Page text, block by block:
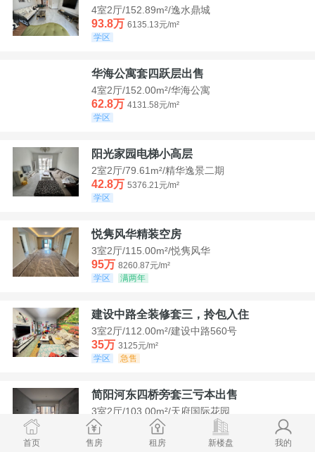
4室2厅/152.89m²/逸水鼎城
93.8万 6135.13元/m²
学区
华海公寓套四跃层出售
4室2厅/152.00m²/华海公寓
62.8万 4131.58元/m²
学区
阳光家园电梯小高层
2室2厅/79.61m²/精华逸景二期
42.8万 5376.21元/m²
学区
悦隽风华精装空房
3室2厅/115.00m²/悦隽风华
95万 8260.87元/m²
学区
满两年
建设中路全装修套三，拎包入住
3室2厅/112.00m²/建设中路560号
35万 3125元/m²
学区
急售
简阳河东四桥旁套三亏本出售
3室2厅/103.00m²/天府国际花园
78.8万
7650.49元/m²
学区
首页 售房 租房 新楼盘 我的